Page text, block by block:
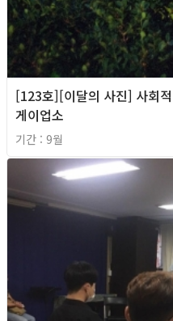
[123호][이달의 사진] 사회
게이업소
기간 : 9월